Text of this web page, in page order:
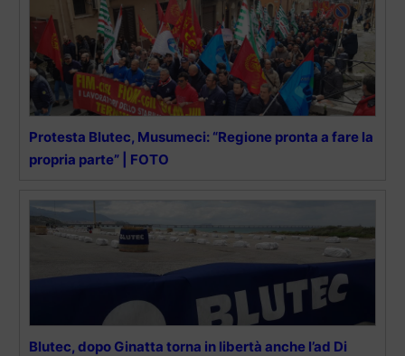
Protesta Blutec, Musumeci: “Regione pronta a fare la
propria parte” | FOTO
Blutec, dopo Ginatta torna in libertà anche l’ad Di